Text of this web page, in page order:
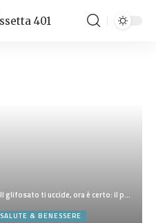
Il glifosato ti uccide, ora è certo: il principio attivo più utilizzato al mondo per eliminare le erbacce è cancerogeno
SALUTE & BENESSERE